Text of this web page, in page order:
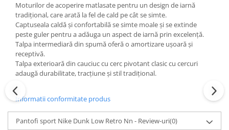
Moturilor de acoperire matlasate pentru un design de iarnă
tradițional, care arată la fel de cald pe cât se simte.
Captuseala caldă și confortabilă se simte moale și se extinde
peste guler pentru a adăuga un aspect de iarnă prin excelență.
Talpa intermediară din spumă oferă o amortizare ușoară și
receptivă.
Talpa exterioară din cauciuc cu cerc pivotant clasic cu cercuri
adaugă durabilitate, tracțiune și stil tradițional.
Informatii conformitate produs
Pantofi sport Nike Dunk Low Retro Nn - Review-uri(0)